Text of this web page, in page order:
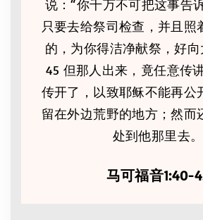
说：“你千万不可把这事告
只要去给祭司检查，并且照
的，为你得洁净献祭，好
45 但那人出来，竟任意传
传开了，以致耶稣不能再公
留在外边荒野的地方；然而
处到他那里去。
马可福音1:40-